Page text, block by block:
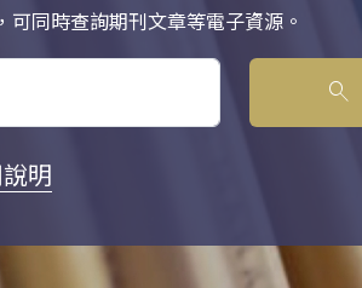
可同時查詢期刊文章等電子資源。
search
明